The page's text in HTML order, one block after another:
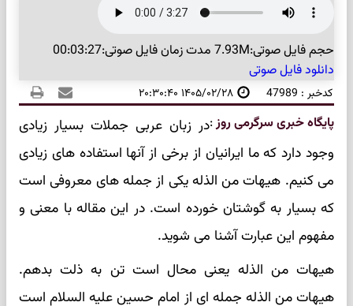
حجم فایل صوتی:7.93M
مدت زمان فایل صوتی:00:03:27
دانلود فایل صوتی
کدخبر : 47989 ۱۴۰۵/۰۲/۲۸ ۲۰:۳۰:۴۰
پایگاه خبری سرگرمی روز:در زبان عربی جملات بسیار زیادی
وجود دارد که ما ایرانیان از برخی از آنها استفاده های زیادی
می کنیم. هیهات من الذله یکی از جمله های معروفی است
که بسیار به گوشتان خورده است. در این مقاله با معنی و
مفهوم این عبارت آشنا می شوید.
هیهات من الذله یعنی محال است تن به ذلت بدهم.
هیهات من الذله جمله ای از امام حسین علیه السلام است